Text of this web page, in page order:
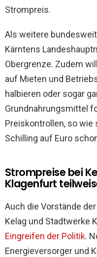
Strompreis.
Als weitere
Kärntens
Obergrenze. Zudem
auf Mieten und
halbieren oder sogar
Grundnahrungsmittel
Preiskontrollen, so wie
Schilling auf Euro
Strompreise bei
Klagenfurt
Auch die Vorstände
Kelag und Stadtwerke
Eingreifen der Politik.
Energieversorger und